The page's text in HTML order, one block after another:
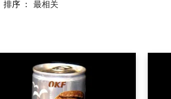
排序 ： 最相关